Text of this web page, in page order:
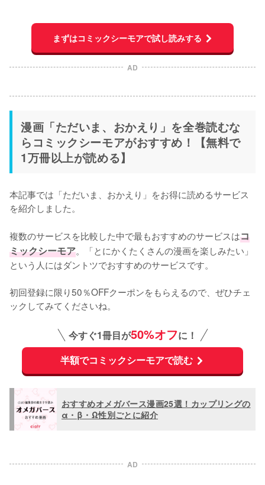
まずはコミックシーモアで試し読みする
AD
漫画「ただいま、おかえり」を全巻読むな
らコミックシーモアがおすすめ！【無料で
1万冊以上が読める】
本記事では「ただいま、おかえり」をお得に読めるサービス
を紹介しました。
複数のサービスを比較した中で最もおすすめのサービスはコ
ミックシーモア。「とにかくたくさんの漫画を楽しみたい」
という人にはダントツでおすすめのサービスです。
初回登録に限り50％OFFクーポンをもらえるので、ぜひチェ
ックしてみてくださいね。
今すぐ1冊目が50%オフに！
半額でコミックシーモアで読む
おすすめオメガバース漫画25選！カップリングの
α・β・Ω性別ごとに紹介
AD